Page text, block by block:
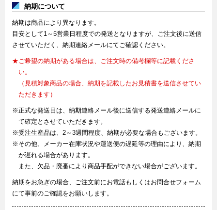
納期について
納期は商品により異なります。
目安として1～5営業日程度での発送となりますが、ご注文後に送信
させていただく、納期連絡メールにてご確認ください。
★ご希望の納期がある場合は、ご注文時の備考欄等に記載くださ
い。
（見積対象商品の場合、納期を記載したお見積書を送信させてい
ただきます）
※正式な発送日は、納期連絡メール後に送信する発送連絡メールに
て確定とさせていただきます。
※受注生産品は、2～3週間程度、納期が必要な場合もございます。
※その他、メーカー在庫状況や運送便の遅延等の理由により、納期
が遅れる場合があります。
また、欠品・廃番により商品手配ができない場合がございます。
納期をお急ぎの場合、ご注文前にお電話もしくはお問合せフォーム
にて事前のご確認をお願いします。